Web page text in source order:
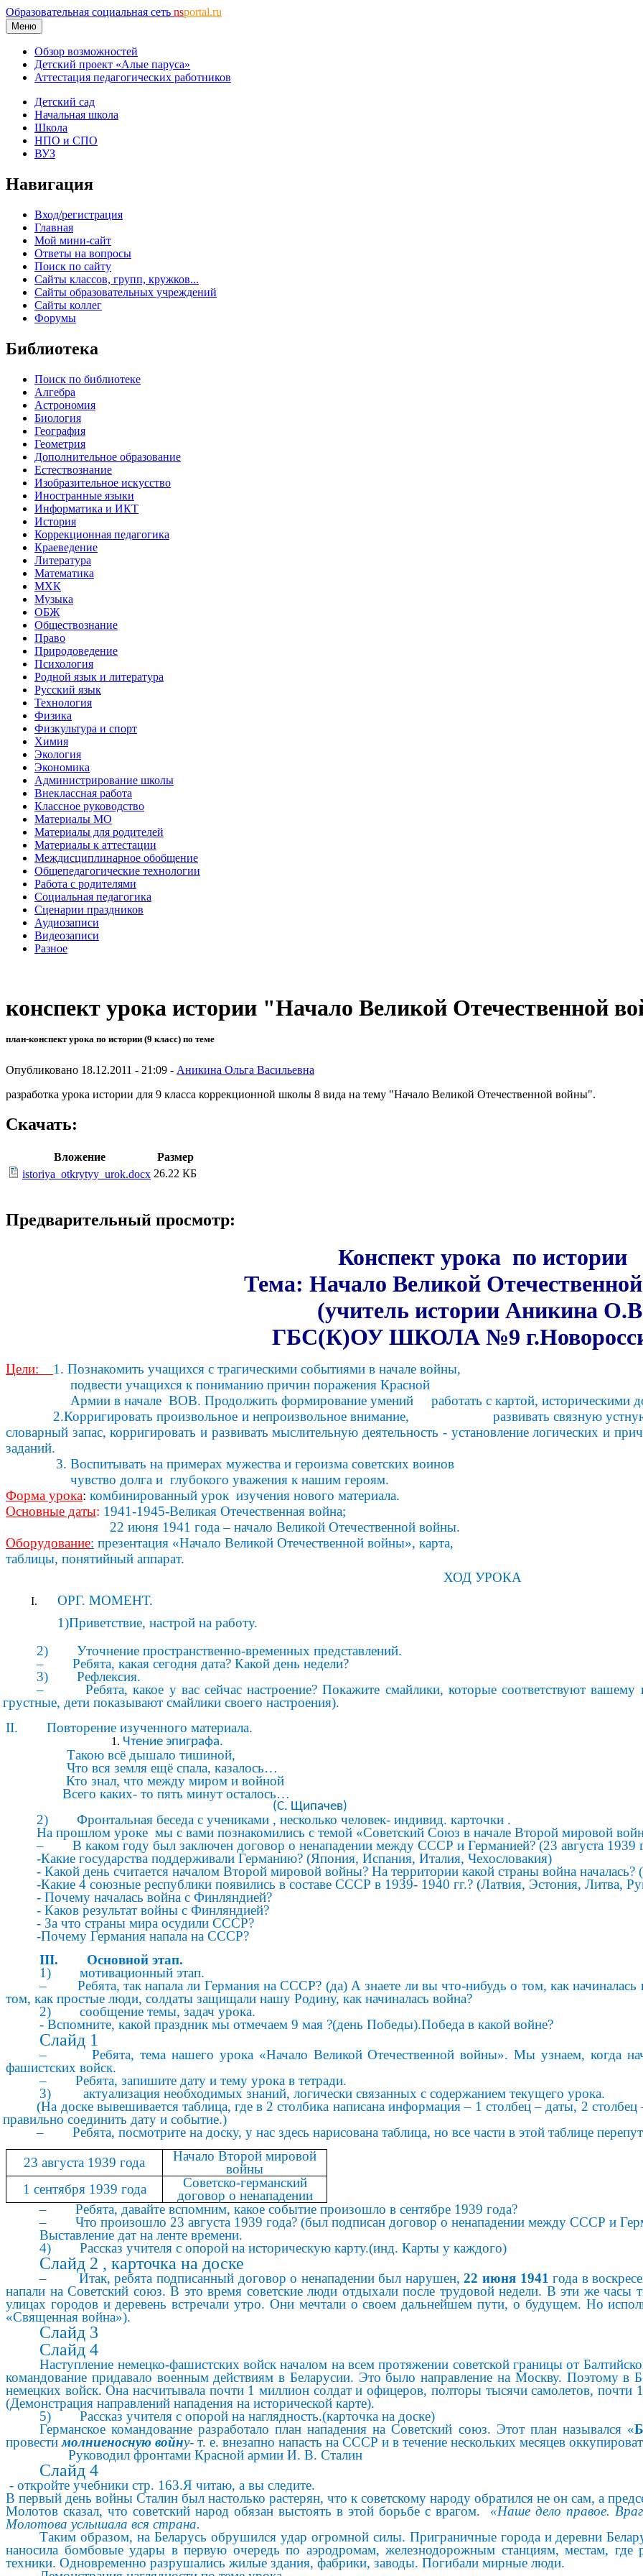
Образовательная социальная сеть nsportal.ru
Меню
Обзор возможностей
Детский проект «Алые паруса»
Аттестация педагогических работников
Детский сад
Начальная школа
Школа
НПО и СПО
ВУЗ
Навигация
Вход/регистрация
Главная
Мой мини-сайт
Ответы на вопросы
Поиск по сайту
Сайты классов, групп, кружков...
Сайты образовательных учреждений
Сайты коллег
Форумы
Библиотека
Поиск по библиотеке
Алгебра
Астрономия
Биология
География
Геометрия
Дополнительное образование
Естествознание
Изобразительное искусство
Иностранные языки
Информатика и ИКТ
История
Коррекционная педагогика
Краеведение
Литература
Математика
МХК
Музыка
ОБЖ
Обществознание
Право
Природоведение
Психология
Родной язык и литература
Русский язык
Технология
Физика
Физкультура и спорт
Химия
Экология
Экономика
Администрирование школы
Внеклассная работа
Классное руководство
Материалы МО
Материалы для родителей
Материалы к аттестации
Междисциплинарное обобщение
Общепедагогические технологии
Работа с родителями
Социальная педагогика
Сценарии праздников
Аудиозаписи
Видеозаписи
Разное
конспект урока истории "Начало Великой Отечественной
план-конспект урока по истории (9 класс) по теме
Опубликовано 18.12.2011 - 21:09 - Аникина Ольга Васильевна
разработка урока истории для 9 класса коррекционной школы 8 вида на тему "Начало Великой Отечественной войны".
Скачать:
Вложение
Размер
istoriya_otkrytyy_urok.docx 26.22 КБ
Предварительный просмотр:
Конспект урока по истории
Тема: Начало Великой
(учитель истории Аникина
ГБС(К)ОУ ШКОЛА №9
Цели: 1. Познакомить учащихся с трагическими событиями в начале войны,
подвести учащихся к пониманию причин поражения Красной
Армии в начале ВОВ. Продолжить формирование умений работать с картой, историческими
2.Корригировать произвольное и непроизвольное внимание, развивать связную устную
словарный запас, корригировать и развивать мыслительную деятельность - установление логических и
заданий.
3. Воспитывать на примерах мужества и героизма советских воинов
чувство долга и глубокого уважения к нашим героям.
Форма урока: комбинированный урок изучения нового материала.
Основные даты: 1941-1945-Великая Отечественная война;
22 июня 1941 года – начало Великой Отечественной войны.
Оборудование: презентация «Начало Великой Отечественной войны», карта,
таблицы, понятийный аппарат.
ХОД УРОКА
ОРГ. МОМЕНТ.
1)Приветствие, настрой на работу.
2) Уточнение пространственно-временных представлений.
– Ребята, какая сегодня дата? Какой день недели?
3) Рефлексия.
– Ребята, какое у вас сейчас настроение? Покажите смайлики, которые соответствуют вашему
грустные, дети показывают смайлики своего настроения).
II. Повторение изученного материала.
Чтение эпиграфа.
Такою всё дышало тишиной,
Что вся земля ещё спала, казалось…
Кто знал, что между миром и войной
Всего каких- то пять минут осталось…
(С. Щипачев)
2) Фронтальная беседа с учениками , несколько человек- индивид. карточки .
На прошлом уроке мы с вами познакомились с темой «Советский Союз в начале Второй мировой
– В каком году был заключен договор о ненападении между СССР и Германией? (23 августа 1939
-Какие государства поддерживали Германию? (Япония, Испания, Италия, Чехословакия)
- Какой день считается началом Второй мировой войны? На территории какой страны война
-Какие 4 союзные республики появились в составе СССР в 1939- 1940 гг.? (Латвия, Эстония, Литва,
- Почему началась война с Финляндией?
- Каков результат войны с Финляндией?
- За что страны мира осудили СССР?
-Почему Германия напала на СССР?
III. Основной этап.
1) мотивационный этап.
– Ребята, так напала ли Германия на СССР? (да) А знаете ли вы что-нибудь о том, как начиналась
том, как простые люди, солдаты защищали нашу Родину, как начиналась война?
2) сообщение темы, задач урока.
- Вспомните, какой праздник мы отмечаем 9 мая ?(день Победы).Победа в какой войне?
Слайд 1
– Ребята, тема нашего урока «Начало Великой Отечественной войны». Мы узнаем, когда
фашистских войск.
– Ребята, запишите дату и тему урока в тетради.
3) актуализация необходимых знаний, логически связанных с содержанием текущего урока.
(На доске вывешивается таблица, где в 2 столбика написана информация – 1 столбец – даты, 2
правильно соединить дату и событие.)
– Ребята, посмотрите на доску, у нас здесь нарисована таблица, но все части в этой таблице
23 августа 1939 года
Начало Второй мировой
войны
1 сентября 1939 года
Советско-германский
договор о ненападении
– Ребята, давайте вспомним, какое событие произошло в сентябре 1939 года?
– Что произошло 23 августа 1939 года? (был подписан договор о ненападении между СССР и
Выставление дат на ленте времени.
4) Рассказ учителя с опорой на историческую карту.(инд. Карты у каждого)
Слайд 2 , карточка на доске
– Итак, ребята подписанный договор о ненападении был нарушен,22 июня 1941 года в
напали на Советский союз. В это время советские люди отдыхали после трудовой недели. В эти же
улицах городов и деревень встречали утро. Они мечтали о своем дальнейшем пути, о будущем. Но
«Священная война»).
Слайд 3
Слайд 4
Наступление немецко-фашистских войск началом на всем протяжении советской границы от
командование придавало военным действиям в Беларусии. Это было направление на Москву. Поэтому в
немецких войск. Она насчитывала почти 1 миллион солдат и офицеров, полторы тысячи самолетов,
(Демонстрация направлений нападения на исторической карте).
5) Рассказ учителя с опорой на наглядность.(карточка на доске)
Германское командование разработало план нападения на Советский союз. Этот план назывался «
провестимолниеносную войну- т. е. внезапно напасть на СССР и в течение нескольких месяцев
Руководил фронтами Красной армии И. В. Сталин
Слайд 4
- откройте учебники стр. 163.Я читаю, а вы следите.
В первый день войны Сталин был настолько растерян, что к советскому народу обратился не он сам, а
Молотов сказал, что советский народ обязан выстоять в этой борьбе с врагом. «Наше дело правое.
Молотова услышала вся страна.
Таким образом, на Беларусь обрушился удар огромной силы. Приграничные города и деревни
наносила бомбовые удары в первую очередь по аэродромам, железнодорожным станциям, местам, где
техники. Одновременно разрушались жилые здания, фабрики, заводы. Погибали мирные люди.